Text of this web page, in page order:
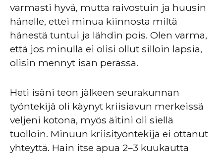
varmasti hyvä, mutta raivostuin ja huusin
hänelle, ettei minua kiinnosta miltä
hänestä tuntui ja lähdin pois. Olen varma,
että jos minulla ei olisi ollut silloin lapsia,
olisin mennyt isän perässä.
Heti isäni teon jälkeen seurakunnan
työntekijä oli käynyt kriisiavun merkeissä
veljeni kotona, myös äitini oli siellä
tuolloin. Minuun kriisityöntekijä ei ottanut
yhteyttä. Hain itse apua 2–3 kuukautta